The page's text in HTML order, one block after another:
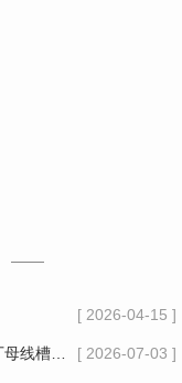
[ 2026-04-15 ]
[ 2026-07-03 ]